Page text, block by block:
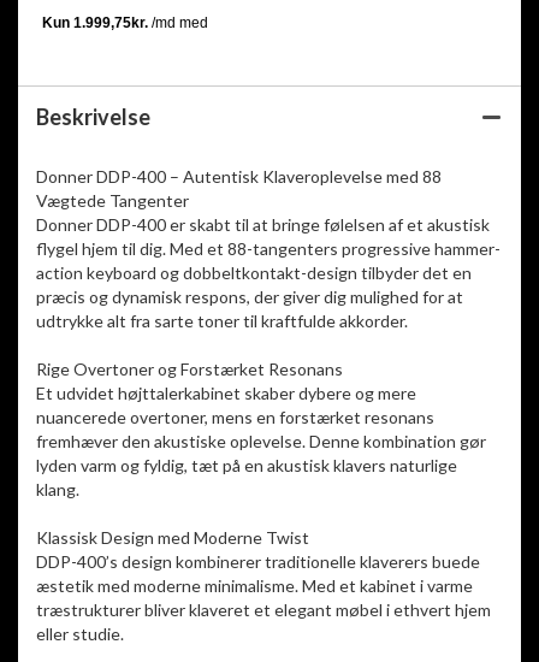
Beskrivelse
Donner DDP-400 – Autentisk Klaveroplevelse med 88
Vægtede Tangenter
Donner DDP-400 er skabt til at bringe følelsen af et akustisk
flygel hjem til dig. Med et 88-tangenters progressive hammer-
action keyboard og dobbeltkontakt-design tilbyder det en
præcis og dynamisk respons, der giver dig mulighed for at
udtrykke alt fra sarte toner til kraftfulde akkorder.
Rige Overtoner og Forstærket Resonans
Et udvidet højttalerkabinet skaber dybere og mere
nuancerede overtoner, mens en forstærket resonans
fremhæver den akustiske oplevelse. Denne kombination gør
lyden varm og fyldig, tæt på en akustisk klavers naturlige
klang.
Klassisk Design med Moderne Twist
DDP-400’s design kombinerer traditionelle klaverers buede
æstetik med moderne minimalisme. Med et kabinet i varme
træstrukturer bliver klaveret et elegant møbel i ethvert hjem
eller studie.